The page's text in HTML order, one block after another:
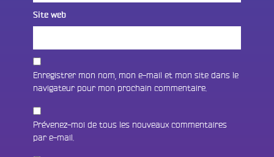
Site web
Enregistrer mon nom, mon e-mail et mon site dans le
navigateur pour mon prochain commentaire.
Prévenez-moi de tous les nouveaux commentaires
par e-mail.